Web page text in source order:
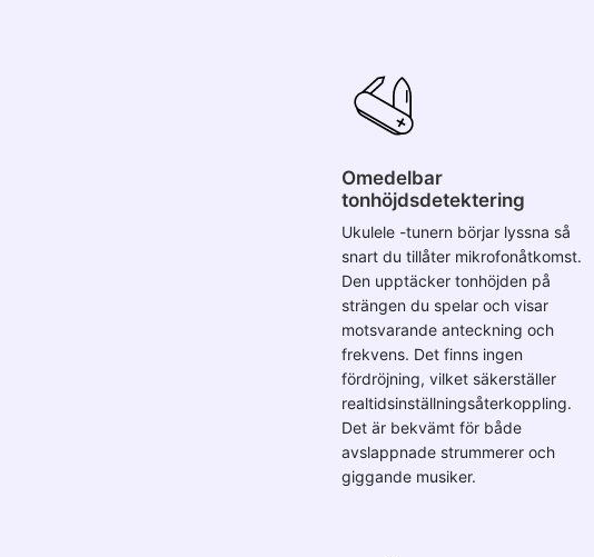
Omedelbar
tonhöjdsdetektering
Ukulele -tunern börjar lyssna så
snart du tillåter mikrofonåtkomst.
Den upptäcker tonhöjden på
strängen du spelar och visar
motsvarande anteckning och
frekvens. Det finns ingen
fördröjning, vilket säkerställer
realtidsinställningsåterkoppling.
Det är bekvämt för både
avslappnade strummerer och
giggande musiker.